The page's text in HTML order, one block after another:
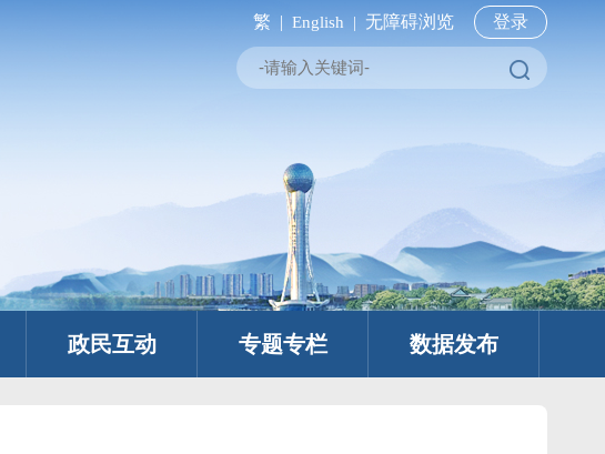
繁 | English | 无障碍浏览 登录
政民互动 专题专栏 数据发布